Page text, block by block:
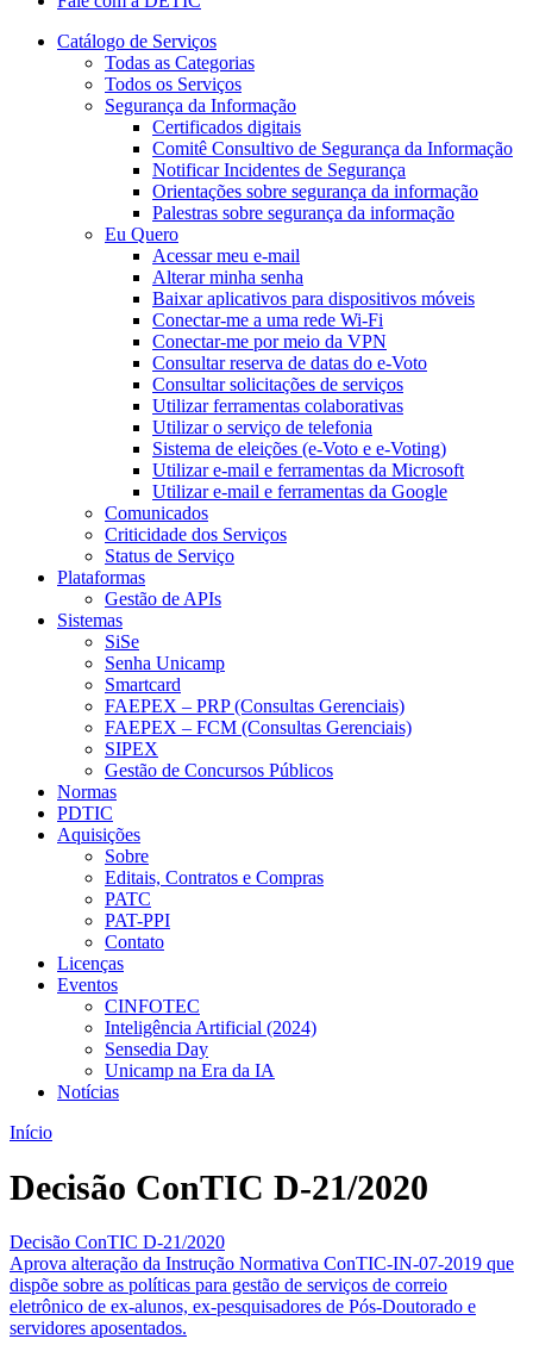
Catálogo de Serviços
Todas as Categorias
Todos os Serviços
Segurança da Informação
Certificados digitais
Comitê Consultivo de Segurança da Informação
Notificar Incidentes de Segurança
Orientações sobre segurança da informação
Palestras sobre segurança da informação
Eu Quero
Acessar meu e-mail
Alterar minha senha
Baixar aplicativos para dispositivos móveis
Conectar-me a uma rede Wi-Fi
Conectar-me por meio da VPN
Consultar reserva de datas do e-Voto
Consultar solicitações de serviços
Utilizar ferramentas colaborativas
Utilizar o serviço de telefonia
Sistema de eleições (e-Voto e e-Voting)
Utilizar e-mail e ferramentas da Microsoft
Utilizar e-mail e ferramentas da Google
Comunicados
Criticidade dos Serviços
Status de Serviço
Plataformas
Gestão de APIs
Sistemas
SiSe
Senha Unicamp
Smartcard
FAEPEX – PRP (Consultas Gerenciais)
FAEPEX – FCM (Consultas Gerenciais)
SIPEX
Gestão de Concursos Públicos
Normas
PDTIC
Aquisições
Sobre
Editais, Contratos e Compras
PATC
PAT-PPI
Contato
Licenças
Eventos
CINFOTEC
Inteligência Artificial (2024)
Sensedia Day
Unicamp na Era da IA
Notícias
Início
Decisão ConTIC D-21/2020
Decisão ConTIC D-21/2020
Aprova alteração da Instrução Normativa ConTIC-IN-07-2019 que
dispõe sobre as políticas para gestão de serviços de correio
eletrônico de ex-alunos, ex-pesquisadores de Pós-Doutorado e
servidores aposentados.